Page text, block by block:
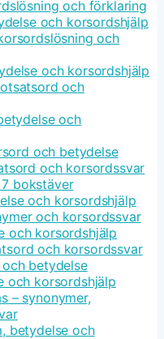
och förklaring
och korsordshjälp
och
och korsordshjälp
och
och
och betydelse
och korsordssvar
bokstäver
och korsordshjälp
och korsordssvar
och korsordshjälp
och korsordssvar
betydelse
och korsordshjälp
– synonymer,
betydelse och